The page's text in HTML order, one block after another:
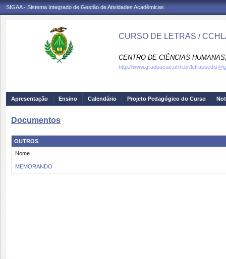
SIGAA - Sistema Integrado de Gestão de Atividades Acadêmicas
CURSO DE LETRAS /
CENTRO DE CIÊNCIAS
http://www.graduacao.ufrn.br/
Apresentação Ensino Calendário Projeto Pedagógico do Curso
Documentos
OUTROS
Nome
MEMORANDO